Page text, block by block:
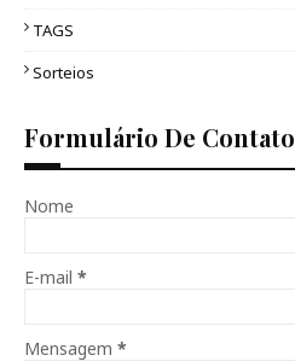
TAGS
Sorteios
Formulário De Contato
Nome
E-mail *
Mensagem *